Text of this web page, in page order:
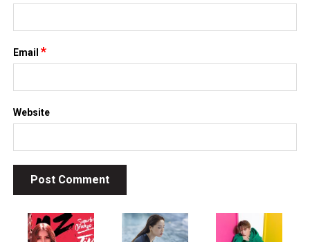
Email*
Website